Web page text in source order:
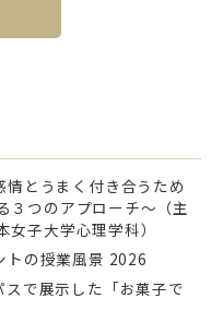
情とうまく付き合うため
３つのアプローチ～（主
子大学心理学科）
トの授業風景 2026
スで展示した「お菓子で